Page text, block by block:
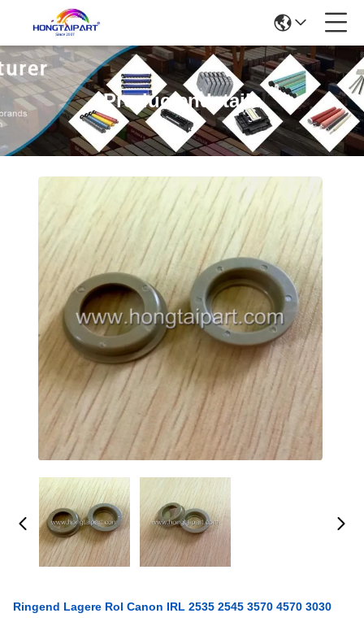
Productendetails
Ringend Lagere Rol Canon IRL 2535 2545 3570 4570 3030